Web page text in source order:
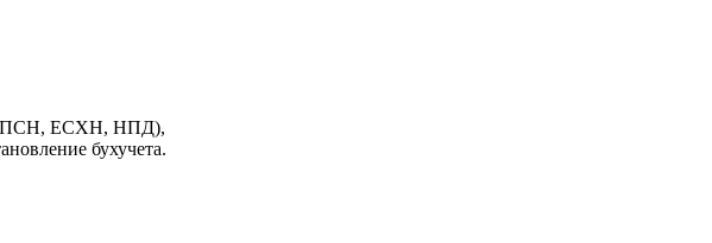
ПСН, ЕСХН, НПД),
бухучета.